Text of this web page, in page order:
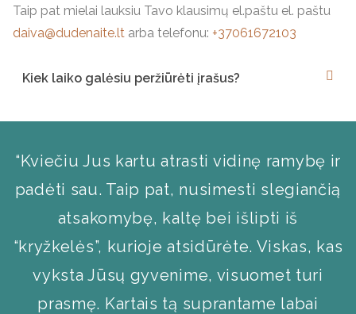
Taip pat mielai lauksiu Tavo klausimų el.paštu el. paštu
daiva@dudenaite.lt arba telefonu: +37061672103
Kiek laiko galėsiu peržiūrėti įrašus?
“Kviečiu Jus kartu atrasti vidinę ramybę ir
padėti sau. Taip pat, nusimesti slegiančią
atsakomybę, kaltę bei išlipti iš
“kryžkelės”, kurioje atsidūrėte. Viskas, kas
vyksta Jūsų gyvenime, visuomet turi
prasmę. Kartais tą suprantame labai